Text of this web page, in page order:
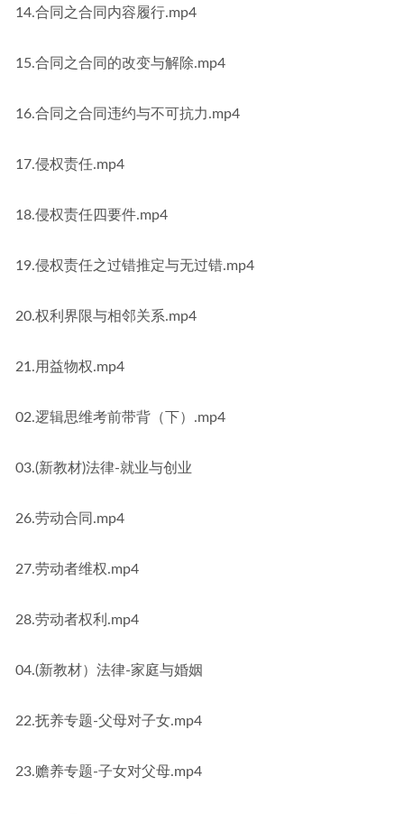
14.合同之合同内容履行.mp4
15.合同之合同的改变与解除.mp4
16.合同之合同违约与不可抗力.mp4
17.侵权责任.mp4
18.侵权责任四要件.mp4
19.侵权责任之过错推定与无过错.mp4
20.权利界限与相邻关系.mp4
21.用益物权.mp4
02.逻辑思维考前带背（下）.mp4
03.(新教材)法律-就业与创业
26.劳动合同.mp4
27.劳动者维权.mp4
28.劳动者权利.mp4
04.(新教材）法律-家庭与婚姻
22.抚养专题-父母对子女.mp4
23.赡养专题-子女对父母.mp4